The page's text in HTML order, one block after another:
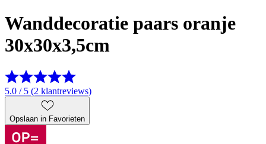
Wanddecoratie paars oranje
30x30x3,5cm
5.0 / 5 (2 klantreviews)
Opslaan in Favorieten